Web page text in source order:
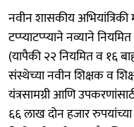
नवीन शासकीय अभियांत्रिकी
टप्प्याटप्प्याने नव्याने
(यापैकी २२ नियमित व १६
संस्थेच्या नवीन शिक्षक व
यंत्रसामग्री आणि
६६ लाख दोन हजार रुपयांच्या